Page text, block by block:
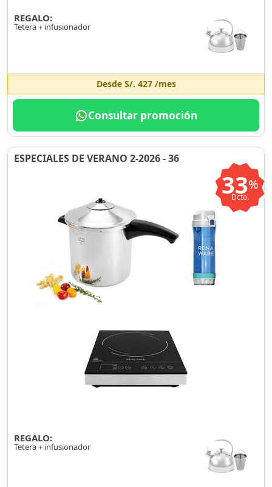
REGALO:
Tetera + infusionador
Desde S/. 427/mes
Consultar promoción
ESPECIALES DE VERANO 2-2026 - 36
33%
Dcto.
REGALO:
Tetera + infusionador